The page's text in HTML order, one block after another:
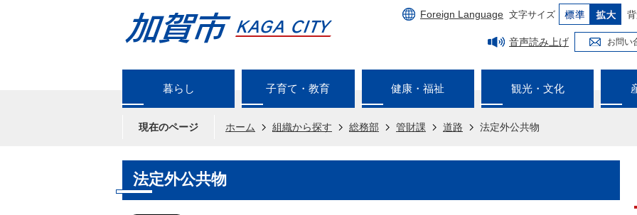
Foreign Language 文字サイズ
音声読み上げ お問い
暮らし 子育て・教育 健康・福祉 観光・文化
現在のページ ホーム 組織から探す 総務部 管財課 道路 法定外公共物
法定外公共物